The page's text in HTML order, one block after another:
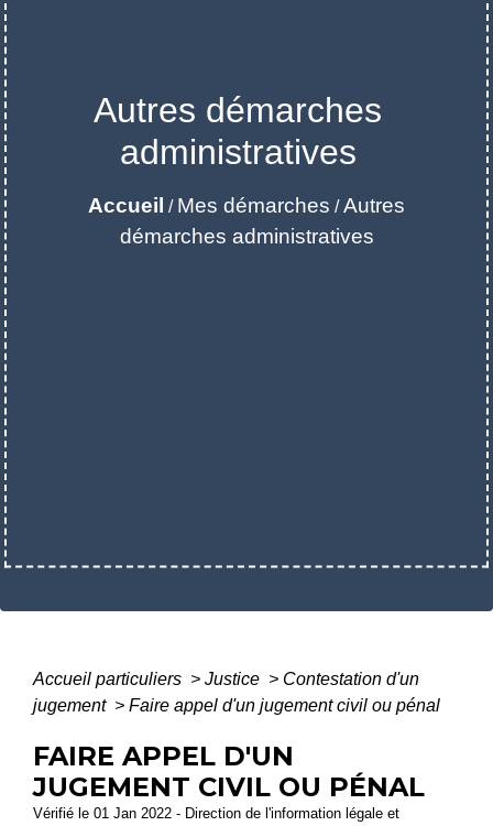
Autres démarches
administratives
Accueil / Mes démarches /Autres
démarches administratives
Accueil particuliers > Justice > Contestation d'un
jugement > Faire appel d'un jugement civil ou pénal
FAIRE APPEL D'UN
JUGEMENT CIVIL OU PÉNAL
Vérifié le 01 Jan 2022 - Direction de l'information légale et